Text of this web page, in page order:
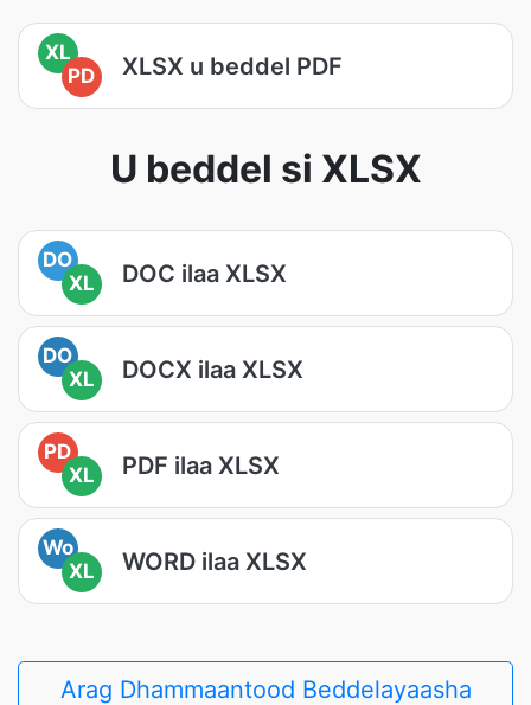
XL
PD
XLSX u beddel PDF
U beddel si XLSX
DO
XL
DOC ilaa XLSX
DO
XL
DOCX ilaa XLSX
PD
XL
PDF ilaa XLSX
Wo
XL
WORD ilaa XLSX
Arag Dhammaantood Beddelayaasha